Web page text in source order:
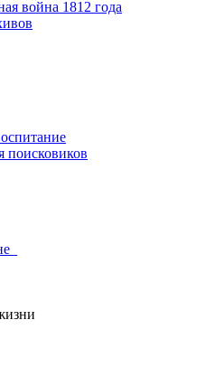
война 1812 года
поисковиков